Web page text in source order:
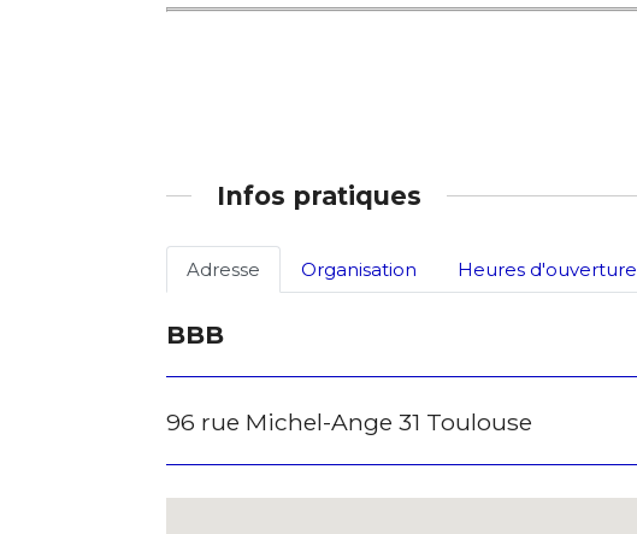
Infos pratiques
Adresse Organisation Heures d'ouverture
BBB
96 rue Michel-Ange 31 Toulouse